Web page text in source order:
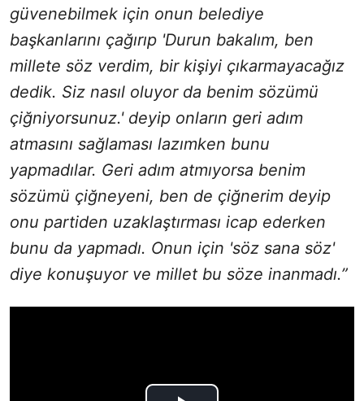
güvenebilmek için onun belediye
başkanlarını çağırıp 'Durun bakalım, ben
millete söz verdim, bir kişiyi çıkarmayacağız
dedik. Siz nasıl oluyor da benim sözümü
çiğniyorsunuz.' deyip onların geri adım
atmasını sağlaması lazımken bunu
yapmadılar. Geri adım atmıyorsa benim
sözümü çiğneyeni, ben de çiğnerim deyip
onu partiden uzaklaştırması icap ederken
bunu da yapmadı. Onun için 'söz sana söz'
diye konuşuyor ve millet bu söze inanmadı.”